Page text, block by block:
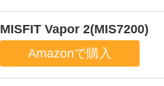
MISFIT Vapor 2(MIS7200)